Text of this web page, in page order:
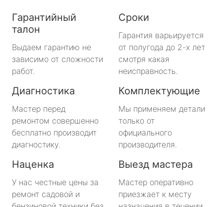
Гарантийный
талон
Выдаем гарантию не
зависимо от сложности
работ.
Сроки
Гарантия варьируется
от полугода до 2-х лет
смотря какая
неисправность.
Диагностика
Мастер перед
ремонтом совершенно
бесплатно производит
диагностику.
Комплектующие
Мы применяем детали
только от
официального
производителя.
Наценка
У нас честные цены за
ремонт садовой и
Выезд мастера
Мастер оперативно
приезжает к месту